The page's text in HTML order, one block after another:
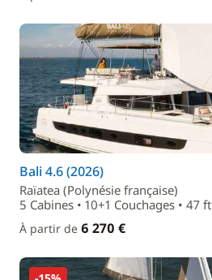
Bali 4.6 (2026)
Raïatea (Polynésie française)
5 Cabines • 10+1 Couchages • 47 ft
À partir de 6 270 €